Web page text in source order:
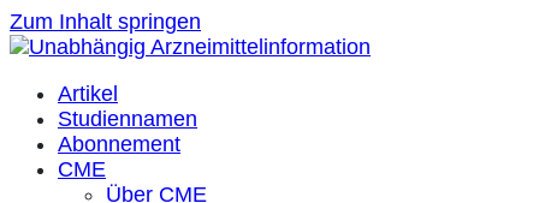
Zum Inhalt springen
Artikel
Studiennamen
Abonnement
CME
Über CME